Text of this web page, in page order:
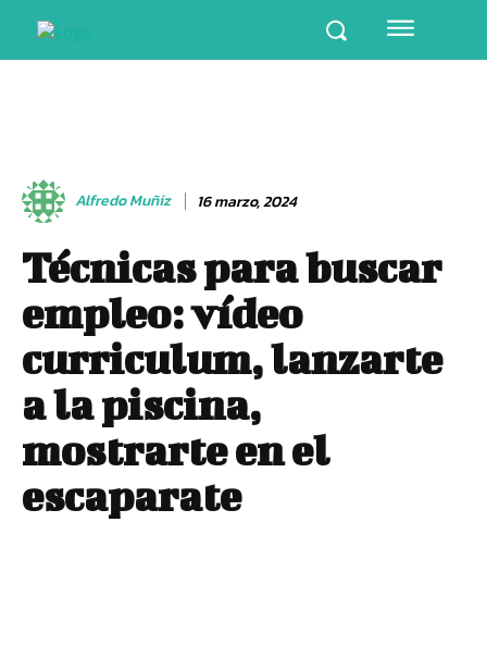
Alfredo Muñiz 16 marzo, 2024
Técnicas para buscar
empleo: vídeo
curriculum, lanzarte
a la piscina,
mostrarte en el
escaparate